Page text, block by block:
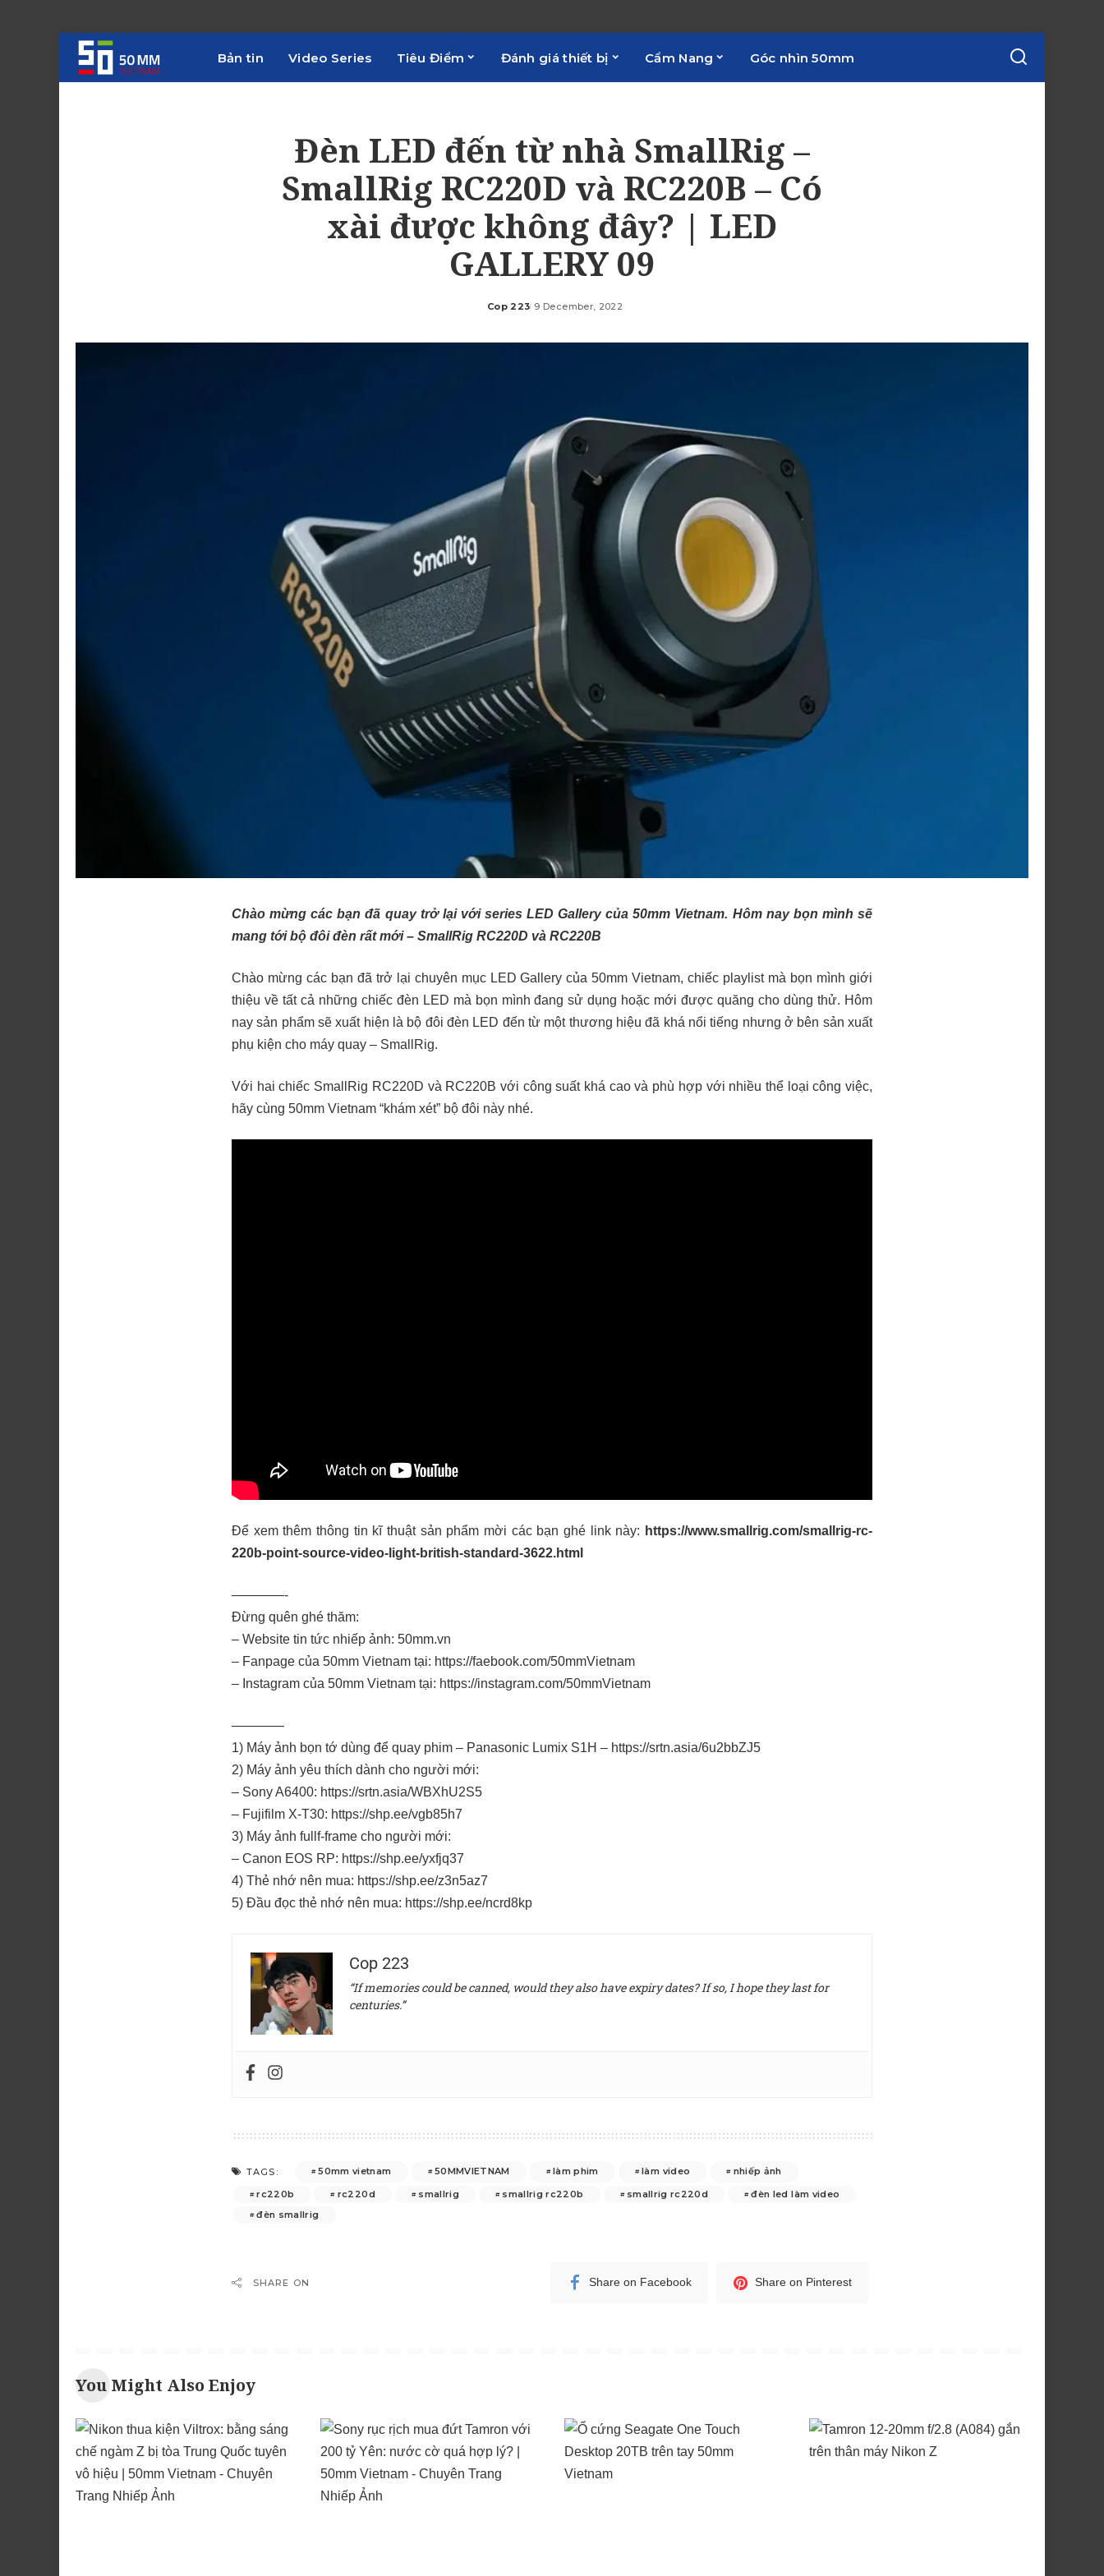
Bản tin Video Series Tiêu Điểm Đánh giá thiết bị Cẩm Nang Góc nhìn 50mm
Đèn LED đến từ nhà SmallRig –
SmallRig RC220D và RC220B – Có
xài được không đây? | LED
GALLERY 09
Posted
Cop 223 9 December, 2022
Chào mừng các bạn đã quay trở lại với series LED Gallery của 50mm Vietnam. Hôm nay bọn mình sẽ
mang tới bộ đôi đèn rất mới – SmallRig RC220D và RC220B
Chào mừng các bạn đã trở lại chuyên mục LED Gallery của 50mm Vietnam, chiếc playlist mà bọn mình giới
thiệu về tất cả những chiếc đèn LED mà bọn mình đang sử dụng hoặc mới được quăng cho dùng thử. Hôm
nay sản phẩm sẽ xuất hiện là bộ đôi đèn LED đến từ một thương hiệu đã khá nổi tiếng nhưng ở bên sản xuất
phụ kiện cho máy quay – SmallRig.
Với hai chiếc SmallRig RC220D và RC220B với công suất khá cao và phù hợp với nhiều thể loại công việc,
hãy cùng 50mm Vietnam “khám xét” bộ đôi này nhé.
Để xem thêm thông tin kĩ thuật sản phẩm mời các bạn ghé link này: https://www.smallrig.com/smallrig-rc-
220b-point-source-video-light-british-standard-3622.html
————-
Đừng quên ghé thăm:
– Website tin tức nhiếp ảnh: 50mm.vn
– Fanpage của 50mm Vietnam tại: https://faebook.com/50mmVietnam
– Instagram của 50mm Vietnam tại: https://instagram.com/50mmVietnam
————
1) Máy ảnh bọn tớ dùng để quay phim – Panasonic Lumix S1H – https://srtn.asia/6u2bbZJ5
2) Máy ảnh yêu thích dành cho người mới:
– Sony A6400: https://srtn.asia/WBXhU2S5
– Fujifilm X-T30: https://shp.ee/vgb85h7
3) Máy ảnh fullf-frame cho người mới:
– Canon EOS RP: https://shp.ee/yxfjq37
4) Thẻ nhớ nên mua: https://shp.ee/z3n5az7
5) Đầu đọc thẻ nhớ nên mua: https://shp.ee/ncrd8kp
Cop 223
“If memories could be canned, would they also have expiry dates? If so, I hope they last for
centuries.”
TAGS: 50mm vietnam 50MMVIETNAM làm phim làm video
nhiếp ảnh
rc220b
rc220d smallrig smallrig rc220b smallrig rc220d
đèn led làm video
đèn smallrig
SHARE ON Share on Facebook Share on Pinterest
You Might Also Enjoy